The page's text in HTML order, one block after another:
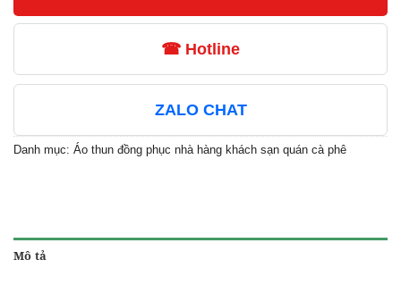
☎ Hotline
ZALO CHAT
Danh mục: Áo thun đồng phục nhà hàng khách sạn quán cà phê
Mô tả